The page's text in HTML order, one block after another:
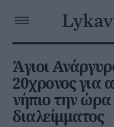
Άγιοι
20χρονος για
νήπιο την ώρα
διαλείμματος